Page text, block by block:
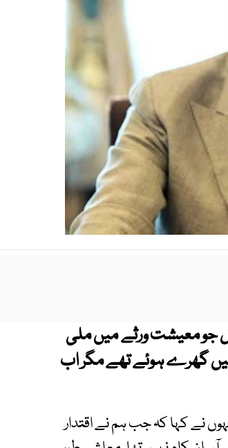
جو معیشت ورثے میں ملی
گھرے ہوئے تھے مگر اب
نے کہا کہ جب ہم نے اقتدار